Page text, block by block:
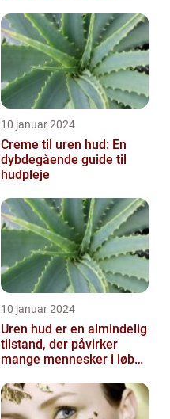
10 januar 2024
Creme til uren hud: En
dybdegående guide til
hudpleje
10 januar 2024
Uren hud er en almindelig
tilstand, der påvirker
mange mennesker i løbet